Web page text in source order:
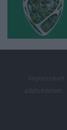
impresszum
adatvédelem